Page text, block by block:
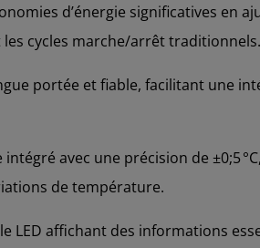
d’énergie significatives en
cycles marche/arrêt traditionnels.
portée et fiable, facilitant une
avec une précision de ±0;5
de température.
LED affichant des informations